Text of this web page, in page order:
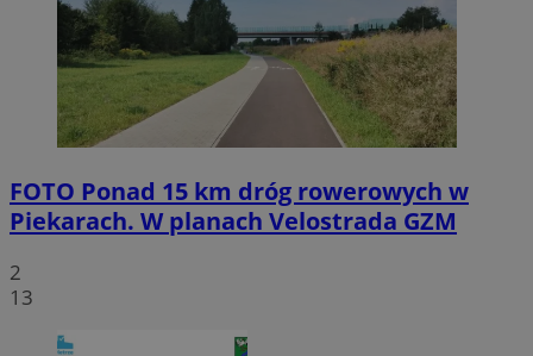
FOTO Ponad 15 km dróg rowerowych w
Piekarach. W planach Velostrada GZM
2
13